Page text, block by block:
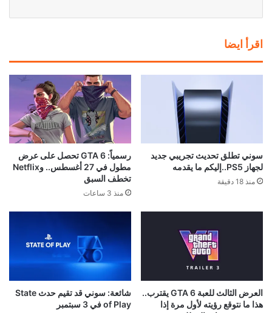
رسميًا: Phantom Blade Zero
أصبحت ذهبية وجاهزة لإطلاق
والطلب المسبق وعرض جديد!
سوني تضع تحذيرًا رسميًا على
صناديق PS5 بشأن نهاية الألعاب
الفيزيائية
منذ 13 ساعة